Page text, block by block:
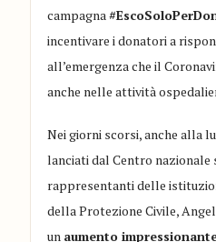
campagna
incentivare i donatori a
all’emergenza che il
anche nelle attività
Nei giorni scorsi, anche alla
lanciati dal Centro nazionale
rappresentanti delle
della Protezione Civile,
un aumento